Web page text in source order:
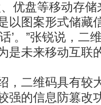
盘等移动存储
以图案形式储藏
’。”张锐说，二
是未来移动互联
二维码具有较
强的信息防篡改